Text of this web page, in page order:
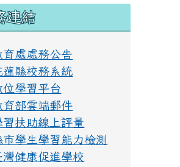
導~
區域內容
連結
育處處務公告
蓮縣校務系統
位學習平台
育部雲端郵件
習扶助線上評量
市學生學習能力檢測
灣健康促進學校